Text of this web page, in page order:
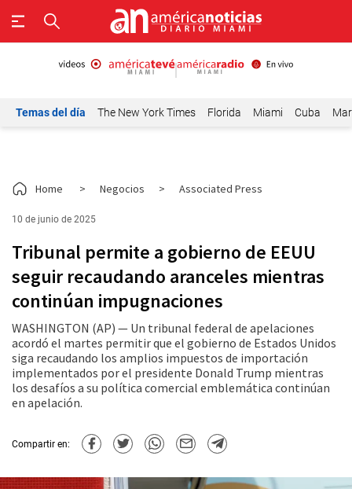
Temas del día The New York Times Florida Miami Cuba
Home > Negocios > Associated Press
10 de junio de 2025
Tribunal permite a gobierno de EEUU
seguir recaudando aranceles mientras
continúan impugnaciones
WASHINGTON (AP) — Un tribunal federal de apelaciones
acordó el martes permitir que el gobierno de Estados Unidos
siga recaudando los amplios impuestos de importación
implementados por el presidente Donald Trump mientras
los desafíos a su política comercial emblemática continúan
en apelación.
Compartir en: